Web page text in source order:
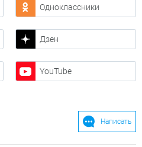
Одноклассники
Дзен
YouTube
Написать